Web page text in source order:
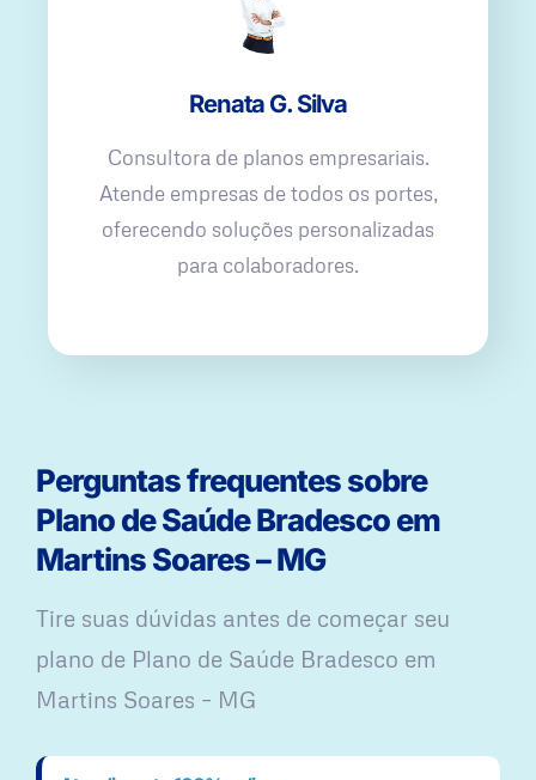
Renata G. Silva
Consultora de planos empresariais.
Atende empresas de todos os portes,
oferecendo soluções personalizadas
para colaboradores.
Perguntas frequentes sobre
Plano de Saúde Bradesco em
Martins Soares – MG
Tire suas dúvidas antes de começar seu
plano ​de Plano de Saúde Bradesco em
Martins Soares – MG